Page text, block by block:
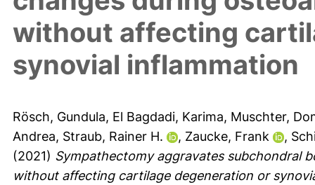
without affecting
synovial inflammation
Rösch, Gundula, El Bagdadi, Karima, Muschter,
Andrea, Straub, Rainer H. , Zaucke, Frank ,
(2021) Sympathectomy aggravates subchondral
without affecting cartilage degeneration or